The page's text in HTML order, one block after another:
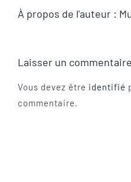
À propos de l'auteur :
Laisser un commentaire
Vous devez être identifié
commentaire.